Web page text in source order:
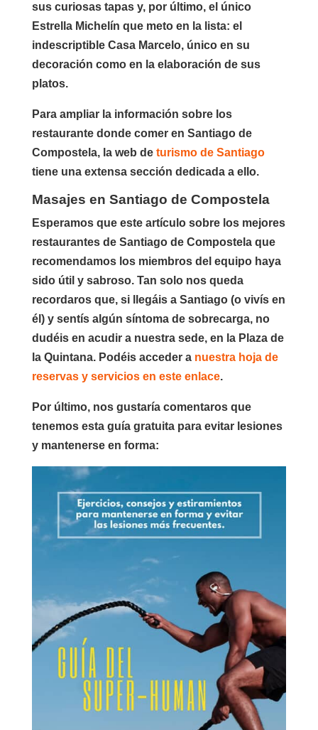
sus curiosas tapas y, por último, el único
Estrella Michelín que meto en la lista: el
indescriptible Casa Marcelo, único en su
decoración como en la elaboración de sus
platos.
Para ampliar la información sobre los
restaurante donde comer en Santiago de
Compostela, la web deturismo de Santiago
tiene una extensa sección dedicada a ello.
Masajes en Santiago de Compostela
Esperamos que este artículo sobre los mejores
restaurantes de Santiago de Compostela que
recomendamos los miembros del equipo haya
sido útil y sabroso. Tan solo nos queda
recordaros que, si llegáis a Santiago (o vivís en
él) y sentís algún síntoma de sobrecarga, no
dudéis en acudir a nuestra sede, en la Plaza de
la Quintana. Podéis acceder a nuestra hoja de
reservas y servicios en este enlace.
Por último, nos gustaría comentaros que
tenemos esta guía gratuita para evitar lesiones
y mantenerse en forma: